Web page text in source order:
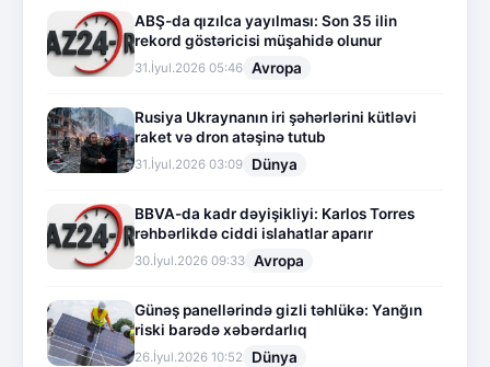
ABŞ-da qızılca yayılması: Son 35 ilin
rekord göstəricisi müşahidə olunur
31.İyul.2026 05:46 Avropa
Rusiya Ukraynanın iri şəhərlərini kütləvi
raket və dron atəşinə tutub
31.İyul.2026 03:09 Dünya
BBVA-da kadr dəyişikliyi: Karlos Torres
rəhbərlikdə ciddi islahatlar aparır
30.İyul.2026 09:33 Avropa
Günəş panellərində gizli təhlükə: Yanğın
riski barədə xəbərdarlıq
26.İyul.2026 10:52 Dünya